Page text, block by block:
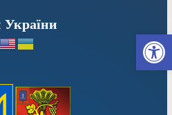
України